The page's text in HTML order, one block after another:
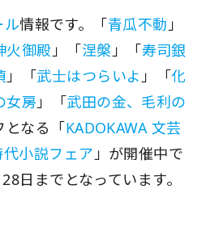
ル情報です。「青瓜不動」
火御殿」「涅槃」「寿司銀
」「武士はつらいよ」「化
女房」「武田の金、毛利の
となる「KADOKAWA 文芸
小説フェア」が開催中で
日までとなっています。